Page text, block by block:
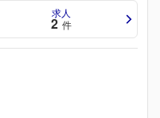
求人
2 件